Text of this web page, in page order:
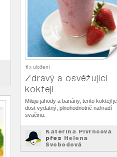
1 x uložení
Zdravý a osvěžující
koktejl
Miluju jahody a banány, tento koktejl je
dost vydatný, plnohodnotně nahradí
svačinu.
Kateřina Pivrncová
přes Helena
Svobodová
naRecepty